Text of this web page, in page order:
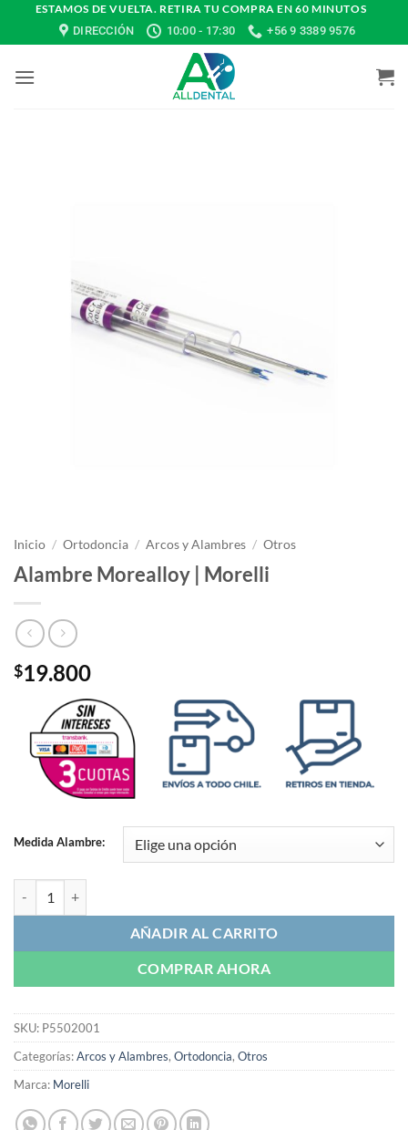
ESTAMOS DE VUELTA. RETIRA TU COMPRA EN 60 MINUTOS
DIRECCIÓN
10:00 - 17:30 +56 9 3389 9576
Inicio / Ortodoncia / Arcos y Alambres / Otros
Alambre Morealloy | Morelli
$19.800
Medida Alambre:
AÑADIR AL CARRITO
COMPRAR AHORA
SKU: P5502001
Categorías:Arcos y Alambres, Ortodoncia, Otros
Marca: Morelli